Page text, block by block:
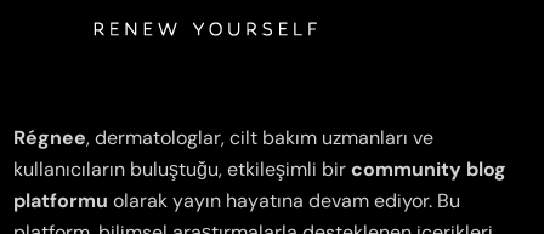
Régnee, dermatologlar, cilt bakım uzmanları ve
kullanıcıların buluştuğu, etkileşimli bircommunity blog
platformu olarak yayın hayatına devam ediyor. Bu